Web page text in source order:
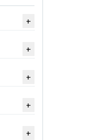
+
+
+
+
+